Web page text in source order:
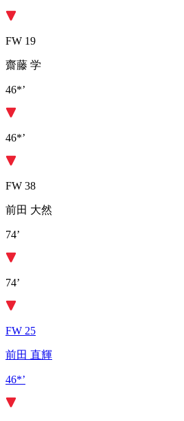
FW 19
齋藤 学
46*’
46*’
FW 38
前田 大然
74’
74’
FW 25
前田 直輝
46*’